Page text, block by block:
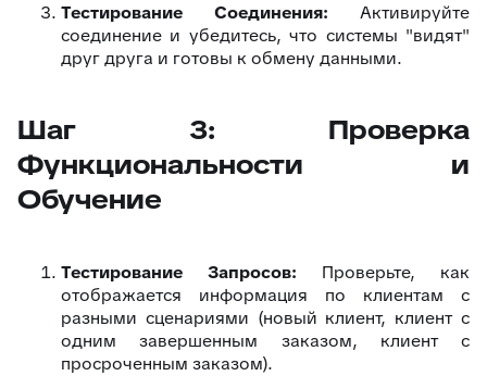
Тестирование Соединения: Активируйте
соединение и убедитесь, что системы "видят"
друг друга и готовы к обмену данными.
Шаг 3: Проверка
Функциональности и
Обучение
Тестирование Запросов: Проверьте, как
отображается информация по клиентам с
разными сценариями (новый клиент, клиент с
одним завершенным заказом, клиент с
просроченным заказом).